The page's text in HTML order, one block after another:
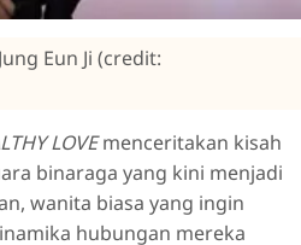
Eun Ji (credit:
LOVEmenceritakan kisah
binaraga yang kini menjadi
wanita biasa yang ingin
hubungan mereka